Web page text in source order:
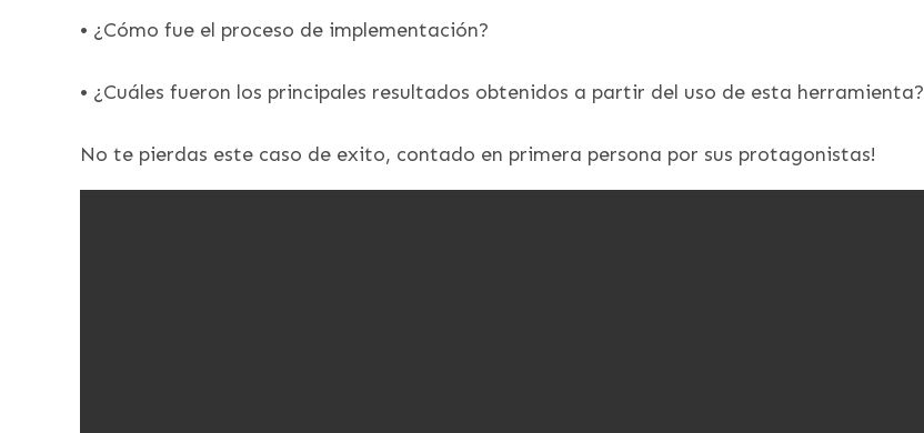
• ¿Cómo fue el proceso de implementación?
• ¿Cuáles fueron los principales resultados obtenidos a partir del uso de esta herramienta?
No te pierdas este caso de exito, contado en primera persona por sus protagonistas!